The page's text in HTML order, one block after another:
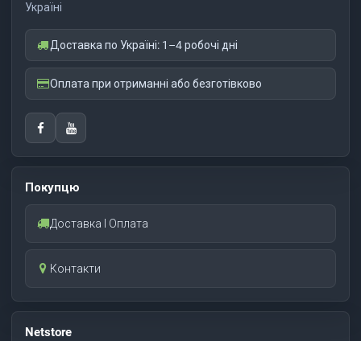
Україні
Доставка по Україні: 1–4 робочі дні
Оплата при отриманні або безготівково
Покупцю
Доставка І Оплата
Контакти
Netstore